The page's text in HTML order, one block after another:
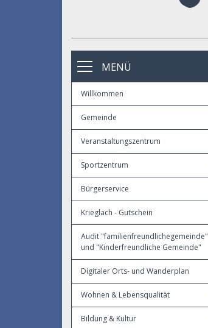
MENÜ
Willkommen
Gemeinde
Veranstaltungszentrum
Sportzentrum
Bürgerservice
Krieglach - Gutschein
Audit "familienfreundlichegemeinde"
und "Kinderfreundliche Gemeinde"
Digitaler Orts- und Wanderplan
Wohnen & Lebensqualität
Bildung & Kultur